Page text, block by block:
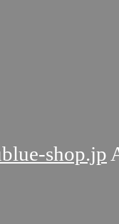
shop.jp